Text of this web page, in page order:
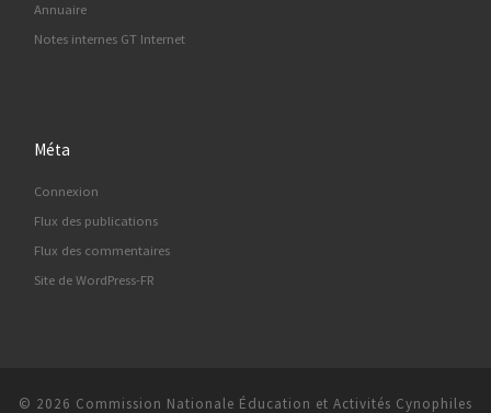
Annuaire
Notes internes GT Internet
Méta
Connexion
Flux des publications
Flux des commentaires
Site de WordPress-FR
© 2026 Commission Nationale Éducation et Activités Cynophiles